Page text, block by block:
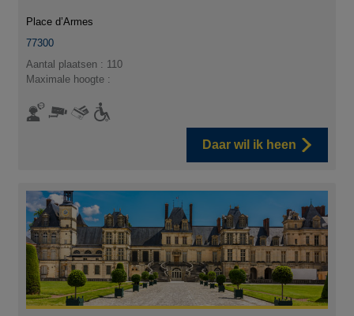
Place d’Armes
77300
Aantal plaatsen : 110
Maximale hoogte :
Daar wil ik heen